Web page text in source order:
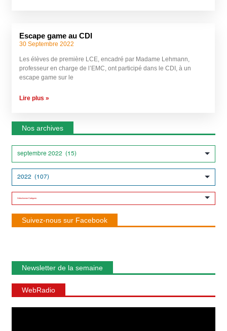
Escape game au CDI
30 Septembre 2022
Les élèves de première LCE, encadré par Madame Lehmann,
professeur en charge de l’EMC, ont participé dans le CDI, à un
escape game sur le
Lire plus »
Nos archives
Suivez-nous sur Facebook
Newsletter de la semaine
WebRadio